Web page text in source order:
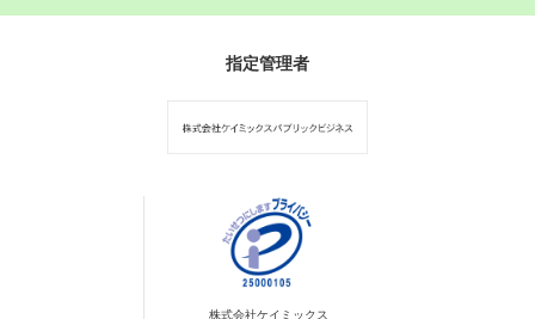
指定管理者
株式会社ケイミックス